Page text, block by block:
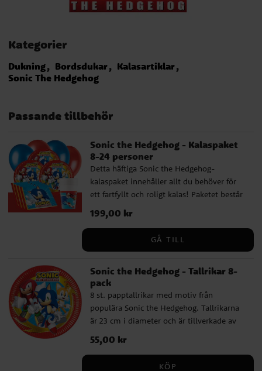
Kategorier
Dukning Bordsdukar
Kalasartiklar
Sonic The Hedgehog
Passande tillbehör
Sonic the Hedgehog - Kalaspaket
8-24 personer
Detta häftiga Sonic the Hedgehog-
kalaspaket innehåller allt du behöver för
ett fartfyllt och roligt kalas! Paketet består
av tallrikar (23 cm), pappmuggar (200 ml)
och servetter (33 x 33 cm) för 8, 16 eller 24
personer. Dessutom ingår 10 röda och 10
mörkblå ballonger som skapar en energisk
(137 x 274 cm) som gör dukningen
komplett. Med ett färdigt kalaspaket går
det snabbt och enkelt att ordna en
födelsedag fylld med glada barn, energi
och spelinspirerad stämning. Komplettera
gärna med kalaspåsar, partyboxar, godis,
småleksaker och andra Sonic the
Hedgehog-dekorationer för att göra
Pris:199,00 kr
199,00 kr
GÅ TILL
Sonic the Hedgehog - Tallrikar 8-
pack
8 st. papptallrikar med motiv från
populära Sonic the Hedgehog. Tallrikarna
är 23 cm i diameter och är tillverkade av
FSC-märkt papper.
Pris:55,00 kr
55,00 kr
KÖP